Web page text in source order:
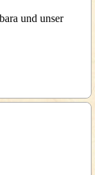
und unser